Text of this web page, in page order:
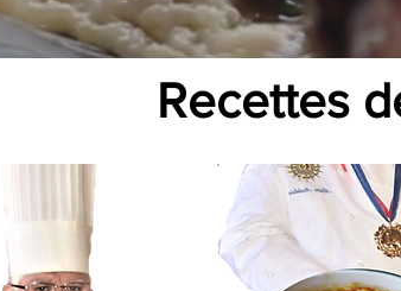
Recettes